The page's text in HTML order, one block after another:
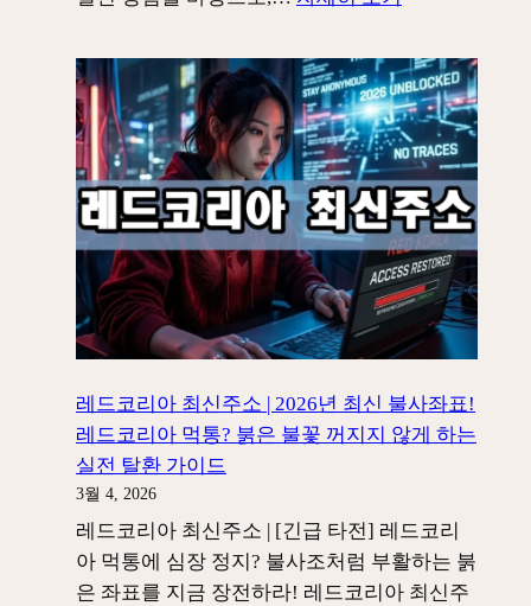
통?
0.1
초
만
에
뚫
리
는
붉
은
꽃
탈
이
드
드
코
리
아
대
체
사
이
트
2026
년
최
사
조
목
레드코리아 최신주소 | 2026년 최신 불사좌표!
레드코리아 먹통? 붉은 불꽃 꺼지지 않게 하는
실전 탈환 가이드
3월 4, 2026
레드코리아 최신주소 | [긴급 타전] 레드코리
아 먹통에 심장 정지? 불사조처럼 부활하는 붉
은 좌표를 지금 장전하라! 레드코리아 최신주